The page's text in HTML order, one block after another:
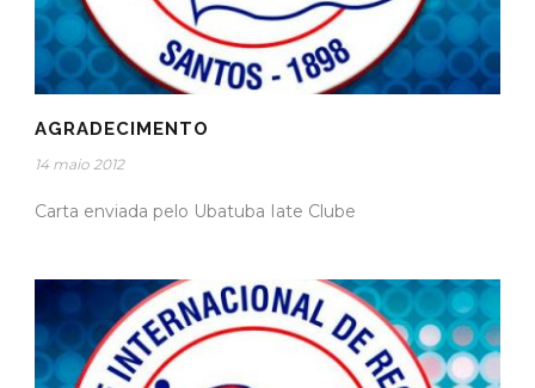
AGRADECIMENTO
14 maio 2012
Carta enviada pelo Ubatuba Iate Clube